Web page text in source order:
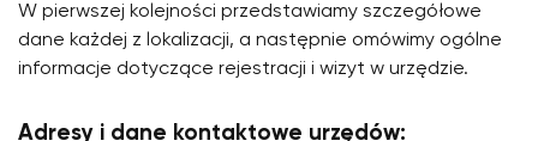
W pierwszej kolejności przedstawiamy szczegółowe
dane każdej z lokalizacji, a następnie omówimy ogólne
informacje dotyczące rejestracji i wizyt w urzędzie.
Adresy i dane kontaktowe urzędów: